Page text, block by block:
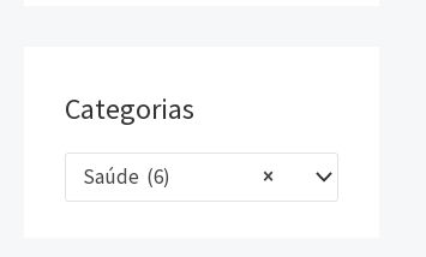
Categorias
×
Saúde (6)